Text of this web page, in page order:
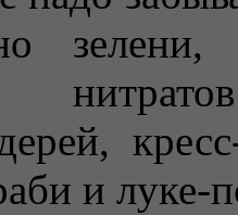
зелени,
и луке-